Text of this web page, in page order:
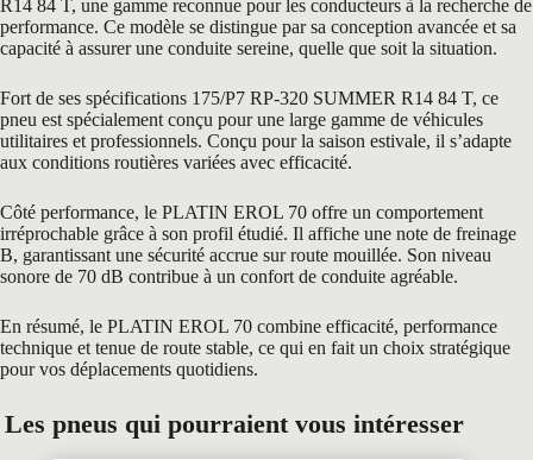
R14 84 T, une gamme reconnue pour les conducteurs à la recherche de
performance. Ce modèle se distingue par sa conception avancée et sa
capacité à assurer une conduite sereine, quelle que soit la situation.
Fort de ses spécifications 175/P7 RP-320 SUMMER R14 84 T, ce
pneu est spécialement conçu pour une large gamme de véhicules
utilitaires et professionnels. Conçu pour la saison estivale, il s’adapte
aux conditions routières variées avec efficacité.
Côté performance, le PLATIN EROL 70 offre un comportement
irréprochable grâce à son profil étudié. Il affiche une note de freinage
B, garantissant une sécurité accrue sur route mouillée. Son niveau
sonore de 70 dB contribue à un confort de conduite agréable.
En résumé, le PLATIN EROL 70 combine efficacité, performance
technique et tenue de route stable, ce qui en fait un choix stratégique
pour vos déplacements quotidiens.
Les pneus qui pourraient vous intéresser